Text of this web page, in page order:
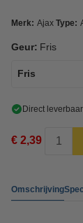
Merk: Ajax Type:
Geur: Fris
Fris
Direct leverbaar
€ 2,39
Omschrijving